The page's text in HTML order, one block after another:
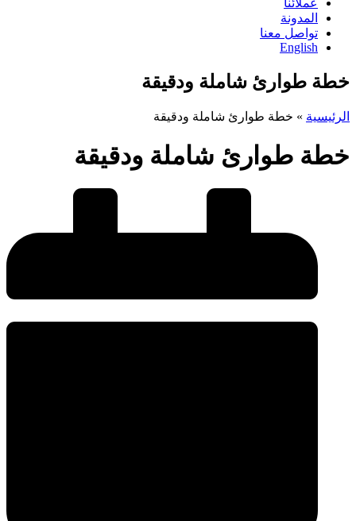
عملائنا
المدونة
تواصل معنا
English
خطة طوارئ شاملة ودقيقة
الرئيسية » خطة طوارئ شاملة ودقيقة
خطة طوارئ شاملة ودقيقة